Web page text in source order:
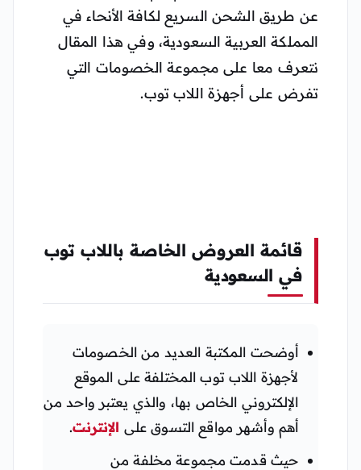
عن طريق الشحن السريع لكافة الأنحاء في
المملكة العربية السعودية، وفي هذا المقال
نتعرف معا على مجموعة الخصومات التي
تفرض على أجهزة اللاب توب.
قائمة العروض الخاصة باللاب توب
في السعودية
أوضحت المكتبة العديد من الخصومات
لأجهزة اللاب توب المختلفة على الموقع
الإلكتروني الخاص بها، والذي يعتبر واحد من
أهم وأشهر مواقع التسوق على الإنترنت.
حيث قدمت مجموعة مخلفة من